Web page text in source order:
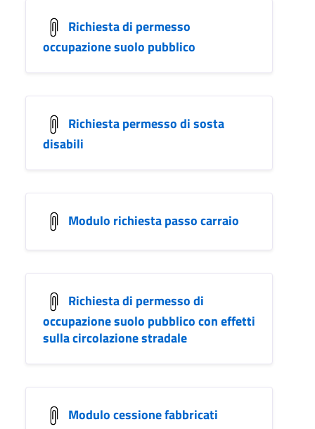
Richiesta di permesso
occupazione suolo pubblico
Richiesta permesso di sosta
disabili
Modulo richiesta passo carraio
Richiesta di permesso di
occupazione suolo pubblico con effetti
sulla circolazione stradale
Modulo cessione fabbricati